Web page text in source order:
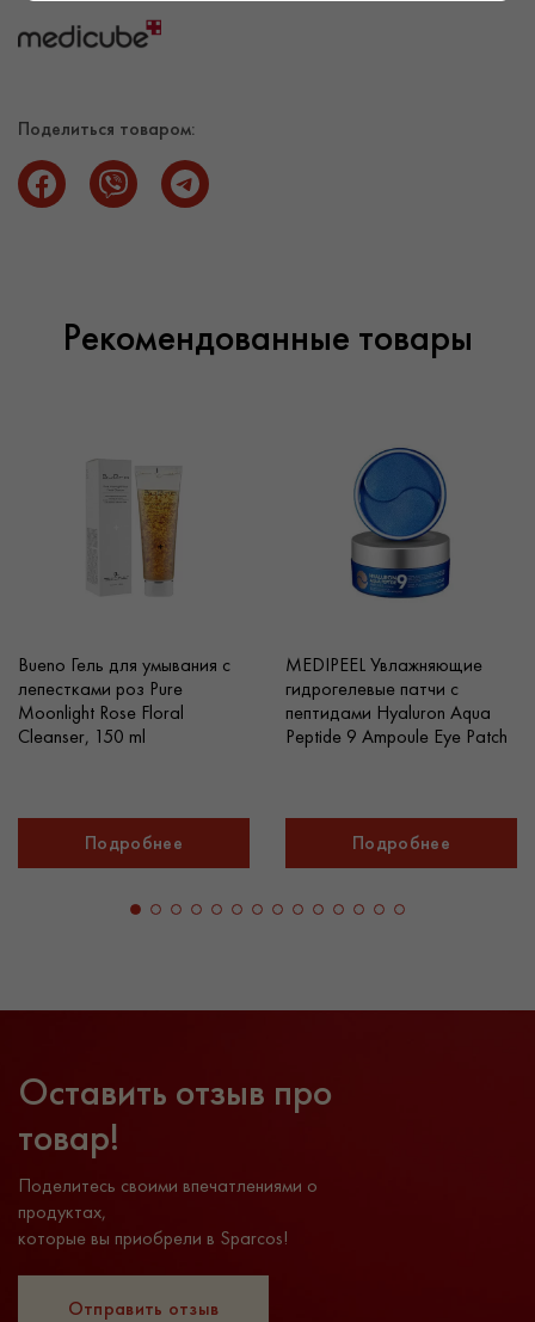
Pads. Завершите уход кремом Medicube Zero Pore One
Day Cream.
оригинальным составом и клинически подтвержденным
эффектом. Купить косметику выгодно по оптимальной
цене можно в нашем каталоге косметики оптом. Закупка
Поделиться товаром:
Рекомендованные товары
Bueno Гель для умывания с
лепестками роз Pure
Moonlight Rose Floral
Cleanser, 150 ml
Подробнее
MEDIPEEL Увлажняющие
гидрогелевые патчи с
пептидами Hyaluron Aqua
Peptide 9 Ampoule Eye Patch
Подробнее
Оставить отзыв про
товар!
Поделитесь своими впечатлениями о
продуктах,
которые вы приобрели в Sparcos!
Отправить отзыв